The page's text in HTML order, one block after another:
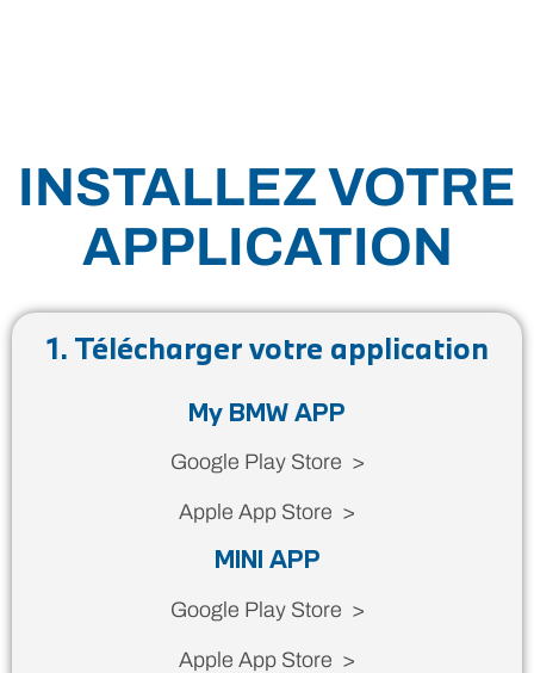
INSTALLEZ VOTRE
APPLICATION
1. Télécharger votre application
My BMW APP
Google Play Store >
Apple App Store >
MINI APP
Google Play Store >
Apple App Store >